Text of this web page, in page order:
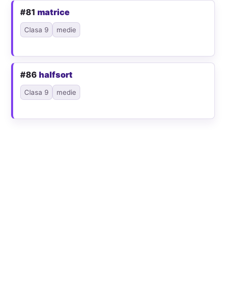
#81matrice
Clasa 9 medie
#86halfsort
Clasa 9 medie